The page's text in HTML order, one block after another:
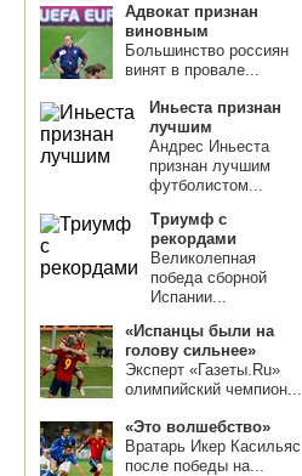
Адвокат признан
виновным
Большинство россиян
винят в провале...
Иньеста признан
лучшим
Андрес Иньеста
признан лучшим
футболистом...
Триумф с
рекордами
Великолепная
победа сборной
Испании...
«Испанцы были на
голову сильнее»
Эксперт «Газеты.Ru»
олимпийский чемпион...
«Это волшебство»
Вратарь Икер Касильяс
после победы на...